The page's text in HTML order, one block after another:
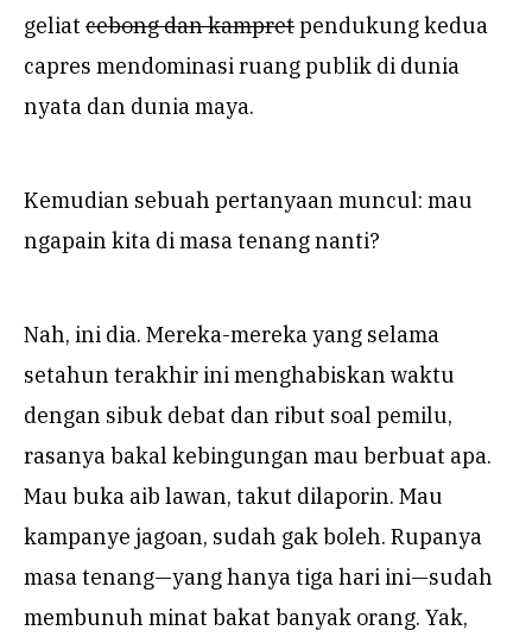
geliat cebong dan kampretpendukung kedua
capres mendominasi ruang publik di dunia
nyata dan dunia maya.
Kemudian sebuah pertanyaan muncul: mau
ngapain kita di masa tenang nanti?
Nah, ini dia. Mereka-mereka yang selama
setahun terakhir ini menghabiskan waktu
dengan sibuk debat dan ribut soal pemilu,
rasanya bakal kebingungan mau berbuat apa.
Mau buka aib lawan, takut dilaporin. Mau
kampanye jagoan, sudah gak boleh. Rupanya
masa tenang—yang hanya tiga hari ini—sudah
membunuh minat bakat banyak orang. Yak,